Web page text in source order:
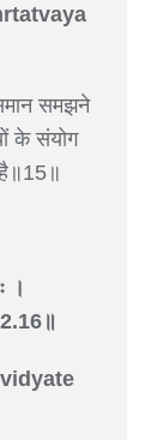
समझने
के संयोग
है॥15॥
।